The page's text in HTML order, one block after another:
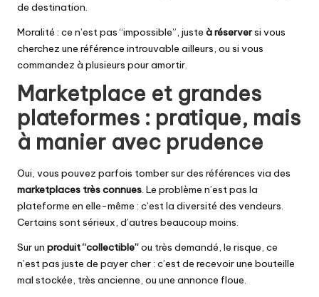
de destination.
Moralité : ce n’est pas “impossible”, juste à réserversi vous
cherchez une référence introuvable ailleurs, ou si vous
commandez à plusieurs pour amortir.
Marketplace et grandes
plateformes : pratique, mais
à manier avec prudence
Oui, vous pouvez parfois tomber sur des références via des
marketplaces très connues. Le problème n’est pas la
plateforme en elle-même : c’est la diversité des vendeurs.
Certains sont sérieux, d’autres beaucoup moins.
Sur un produit “collectible”ou très demandé, le risque, ce
n’est pas juste de payer cher : c’est de recevoir une bouteille
mal stockée, très ancienne, ou une annonce floue.